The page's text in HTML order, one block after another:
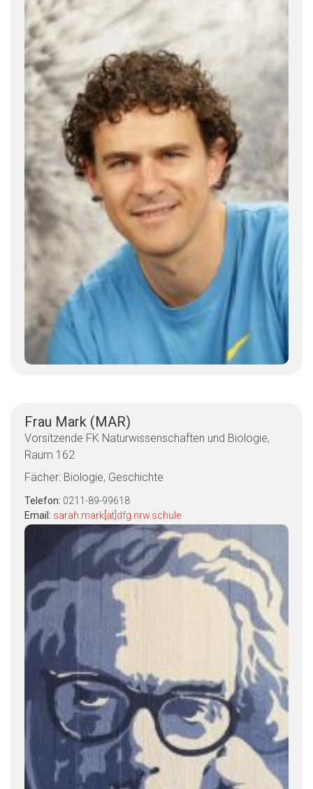
Frau Mark (MAR)
Vorsitzende FK Naturwissenschaften und Biologie,
Raum 162
Fächer: Biologie, Geschichte
Telefon: 0211-89-99618
Email: sarah.mark[at]dfg.nrw.schule